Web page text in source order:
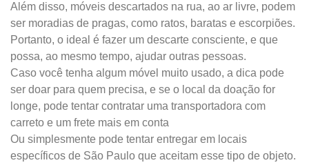
Além disso, móveis descartados na rua, ao ar livre, podem
ser moradias de pragas, como ratos, baratas e escorpiões.
Portanto, o ideal é fazer um descarte consciente, e que
possa, ao mesmo tempo, ajudar outras pessoas.
Caso você tenha algum móvel muito usado, a dica pode
ser doar para quem precisa, e se o local da doação for
longe, pode tentar contratar uma transportadora com
carreto e um frete mais em conta
Ou simplesmente pode tentar entregar em locais
específicos de São Paulo que aceitam esse tipo de objeto.